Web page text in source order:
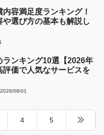
容満足度ランキング！
選び方の基本も解説し
ランキング10選【2026年
評価で人気なサービスを
2026/08/01
4 5